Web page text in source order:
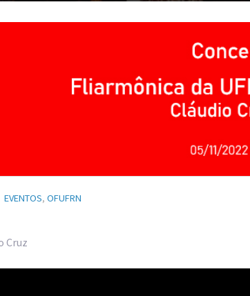
EVENTOS, OFUFRN
Cruz